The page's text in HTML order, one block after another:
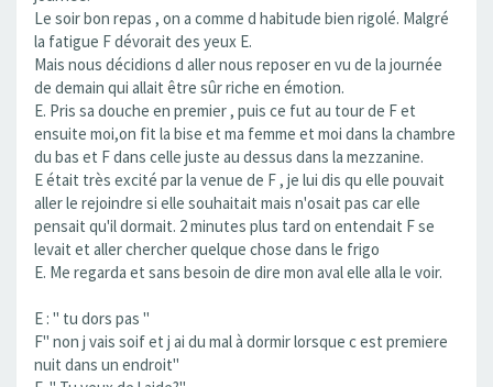
Le soir bon repas , on a comme d habitude bien rigolé. Malgré
la fatigue F dévorait des yeux E.
Mais nous décidions d aller nous reposer en vu de la journée
de demain qui allait être sûr riche en émotion.
E. Pris sa douche en premier , puis ce fut au tour de F et
ensuite moi,on fit la bise et ma femme et moi dans la chambre
du bas et F dans celle juste au dessus dans la mezzanine.
E était très excité par la venue de F , je lui dis qu elle pouvait
aller le rejoindre si elle souhaitait mais n'osait pas car elle
pensait qu'il dormait. 2 minutes plus tard on entendait F se
levait et aller chercher quelque chose dans le frigo
E. Me regarda et sans besoin de dire mon aval elle alla le voir.
E : " tu dors pas "
F" non j vais soif et j ai du mal à dormir lorsque c est premiere
nuit dans un endroit"